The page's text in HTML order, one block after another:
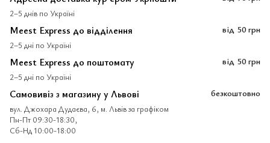
2–5 днів по Україні
Meest Express до відділення
2–5 дні по Україні
від 50 грн
Meest Express до поштомату
2–5 дні по Україні
від 50 грн
Самовивіз з магазину у Львові
вул. Джохара Дудаєва, 6, м. Львів за графіком
Пн-Пт 09:30-18:30,
Сб-Нд 10:00-18:00
безкоштовно